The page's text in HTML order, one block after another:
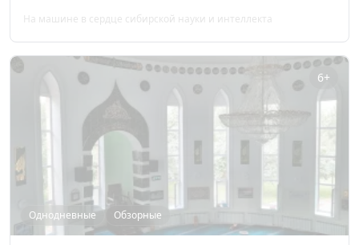
На машине в сердце сибирской науки и интеллекта
6+
Однодневные Обзорные